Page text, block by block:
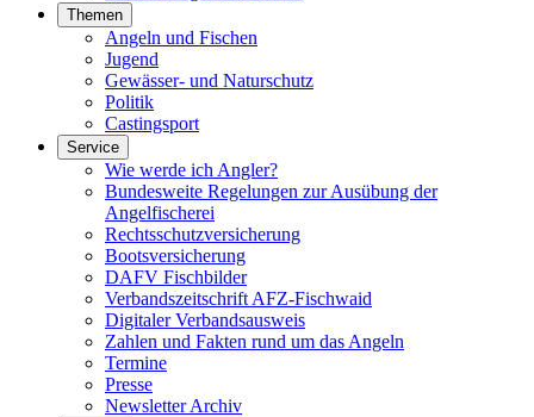
Themen
Angeln und Fischen
Jugend
Gewässer- und Naturschutz
Politik
Castingsport
Service
Wie werde ich Angler?
Bundesweite Regelungen zur Ausübung der
Angelfischerei
Rechtsschutzversicherung
Bootsversicherung
DAFV Fischbilder
Verbandszeitschrift AFZ-Fischwaid
Digitaler Verbandsausweis
Zahlen und Fakten rund um das Angeln
Termine
Presse
Newsletter Archiv